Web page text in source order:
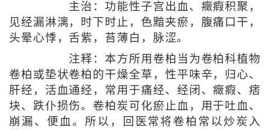
主治：功能性子宫出血、癥瘕积聚，
见经漏淋漓，时下时止，色黯夹瘀，腹痛口干，
头晕心悸，舌紫，苔薄白，脉涩。
注释：本方所用卷柏当为卷柏科植物
卷柏或垫状卷柏的干燥全草，性平味辛，归心、
肝经，活血通经，常用于痛经、经闭、癥瘕、痞
块、跌仆损伤。卷柏炭可化瘀止血，用于吐血、
崩漏、便血。所以，回医常将卷柏常以炒炭入